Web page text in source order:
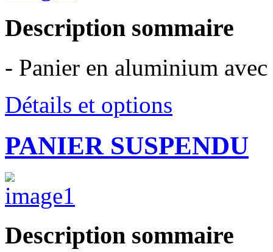
Description sommaire
- Panier en aluminium
Détails et options
PANIER SUSPENDU
Description sommaire